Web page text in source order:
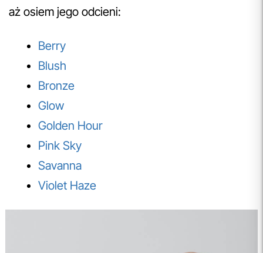
aż osiem jego odcieni:
Berry
Blush
Bronze
Glow
Golden Hour
Pink Sky
Savanna
Violet Haze